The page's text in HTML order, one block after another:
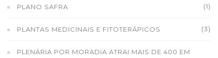
PLANO SAFRA (1)
PLANTAS MEDICINAIS E FITOTERÁPICOS (3)
PLENÁRIA POR MORADIA ATRAI MAIS DE 400 EM